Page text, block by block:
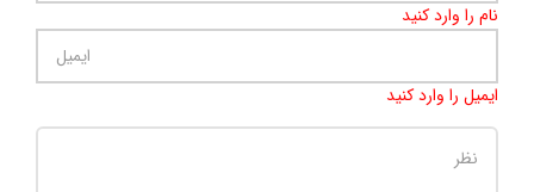
نام را وارد کنید
ایمیل را وارد کنید